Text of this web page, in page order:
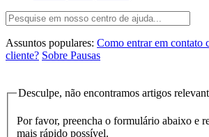
Assuntos populares: Como entrar em contato
cliente? Sobre Pausas
Desculpe, não encontramos artigos
Por favor, preencha o formulário abaixo e
mais rápido possível.